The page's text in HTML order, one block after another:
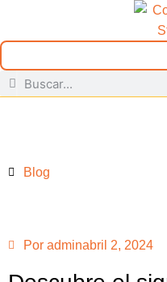
Blog
Por adminabril 2, 2024